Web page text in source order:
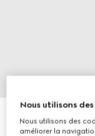
Collier de perles
CHF 310
Nous utilisons
Nous utilisons des
améliorer la